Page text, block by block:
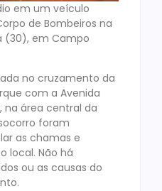
em um veículo
de Bombeiros na
em Campo
no cruzamento da
com a Avenida
na área central da
foram
as chamas e
local. Não há
ou as causas do